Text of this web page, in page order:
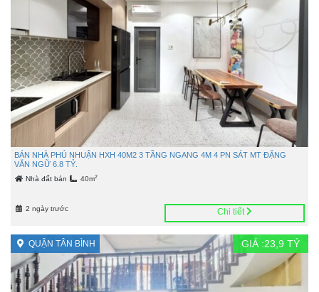
BÁN NHÀ PHÚ NHUẬN HXH 40M2 3 TẦNG NGANG 4M 4 PN SÁT MT ĐẶNG
VĂN NGỮ 6.8 TỶ.
Nhà đất bán 40m2
2 ngày trước Chi tiết
QUẬN TÂN BÌNH GIÁ :23,9 TỶ